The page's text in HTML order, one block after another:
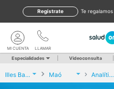
te regalamos
Regístrate
LLAMAR
MI CUENTA
Especialidades Videoconsulta
Illes Balears Maó Analíticas y Genética